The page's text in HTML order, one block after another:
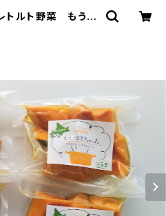
トルト野菜 もうゆ